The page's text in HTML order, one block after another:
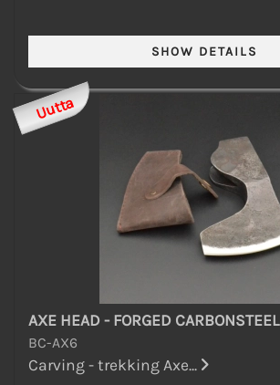
Uutta
AXE HEAD - FORGED CARBONSTEEL
BC-AX6
Carving - trekking Axe...